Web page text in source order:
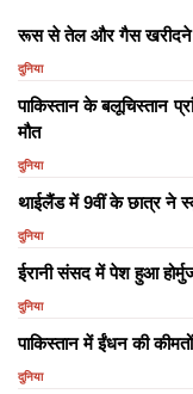
रूस से तेल और गैस खरीदने
दुनिया
पाकिस्तान के बलूचिस्तान
मौत
दुनिया
थाईलैंड में 9वीं के छात्र ने
दुनिया
ईरानी संसद में पेश हुआ
दुनिया
पाकिस्तान में ईंधन की
दुनिया